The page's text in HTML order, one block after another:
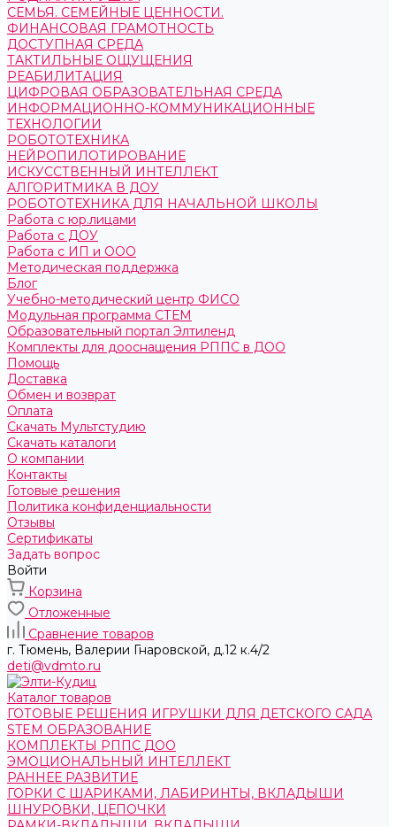
СЕМЬЯ. СЕМЕЙНЫЕ ЦЕННОСТИ.
ФИНАНСОВАЯ ГРАМОТНОСТЬ
ДОСТУПНАЯ СРЕДА
ТАКТИЛЬНЫЕ ОЩУЩЕНИЯ
РЕАБИЛИТАЦИЯ
ЦИФРОВАЯ ОБРАЗОВАТЕЛЬНАЯ СРЕДА
ИНФОРМАЦИОННО-КОММУНИКАЦИОННЫЕ
ТЕХНОЛОГИИ
РОБОТОТЕХНИКА
НЕЙРОПИЛОТИРОВАНИЕ
ИСКУССТВЕННЫЙ ИНТЕЛЛЕКТ
АЛГОРИТМИКА В ДОУ
РОБОТОТЕХНИКА ДЛЯ НАЧАЛЬНОЙ ШКОЛЫ
Работа с юр.лицами
Работа с ДОУ
Работа с ИП и ООО
Методическая поддержка
Блог
Учебно-методический центр ФИСО
Модульная программа СТЕМ
Образовательный портал Элтиленд
Комплекты для дооснащения РППС в ДОО
Помощь
Доставка
Обмен и возврат
Оплата
Скачать Мультстудию
Скачать каталоги
О компании
Контакты
Готовые решения
Политика конфиденциальности
Отзывы
Сертификаты
Задать вопрос
Войти
Корзина
Отложенные
Сравнение товаров
г. Тюмень, ​Валерии Гнаровской, д.12 к.4/2
deti@vdmto.ru
Каталог товаров
ГОТОВЫЕ РЕШЕНИЯ ИГРУШКИ ДЛЯ ДЕТСКОГО САДА
STEM ОБРАЗОВАНИЕ
КОМПЛЕКТЫ РППС ДОО
ЭМОЦИОНАЛЬНЫЙ ИНТЕЛЛЕКТ
РАННЕЕ РАЗВИТИЕ
ГОРКИ С ШАРИКАМИ, ЛАБИРИНТЫ, ВКЛАДЫШИ
ШНУРОВКИ, ЦЕПОЧКИ